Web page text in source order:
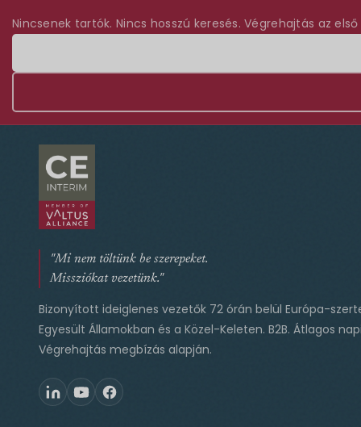
Nincsenek tartók. Nincs hosszú keresés. Végrehajtás az
"Mi nem töltünk be szerepeket.
Missziókat vezetünk."
Bizonyított ideiglenes vezetők 72 órán belül Európa-
Egyesült Államokban és a Közel-Keleten. B2B. Átlagos
Végrehajtás megbízás alapján.